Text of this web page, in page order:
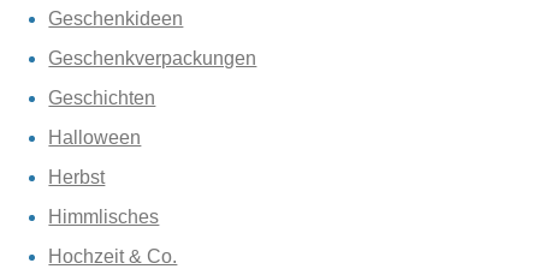
Geschenkideen
Geschenkverpackungen
Geschichten
Halloween
Herbst
Himmlisches
Hochzeit & Co.